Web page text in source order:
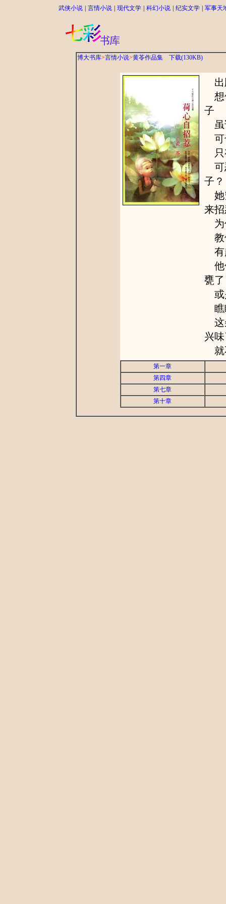
武侠小说 言情小说 现代文学 科幻小说 纪实文学 军事天
博大书库>言情小说>黄苓作品集 下载(130KB)
出
想
子
虽
可
只
可
子？
她
来
为
教
有
他
甕了
或
瞧
这
兴
就
第一章
第四章
第七章
第十章